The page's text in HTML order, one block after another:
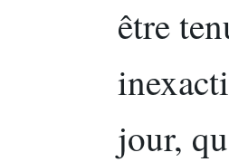
être
jour,